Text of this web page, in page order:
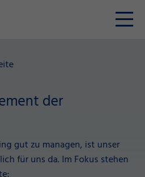
der
gut zu managen, ist unser
für uns da. Im Fokus stehen